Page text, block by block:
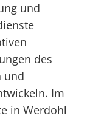
und
des
und
Im
in Werdohl